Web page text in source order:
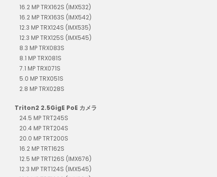
16.2 MP TRX162S (IMX532)
16.2 MP TRX163S (IMX542)
12.3 MP TRX124S (IMX535)
12.3 MP TRX125S (IMX545)
8.3 MP TRX083S
8.1 MP TRX081S
7.1 MP TRX071S
5.0 MP TRX051S
2.8 MP TRX028S
Triton2 2.5GigE PoE カメラ
24.5 MP TRT245S
20.4 MP TRT204S
20.0 MP TRT200S
16.2 MP TRT162S
12.5 MP TRT126S (IMX676)
12.3 MP TRT124S (IMX545)